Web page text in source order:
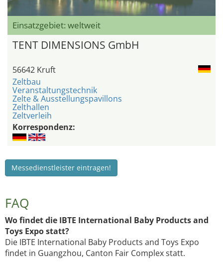
Einsatzgebiet: weltweit
TENT DIMENSIONS GmbH
56642 Kruft
Zeltbau
Veranstaltungstechnik
Zelte & Ausstellungspavillons
Zelthallen
Zeltverleih
Korrespondenz:
Messedienstleister eintragen!
FAQ
Wo findet die IBTE International Baby Products and
Toys Expo statt?
Die IBTE International Baby Products and Toys Expo
findet in Guangzhou, Canton Fair Complex statt.